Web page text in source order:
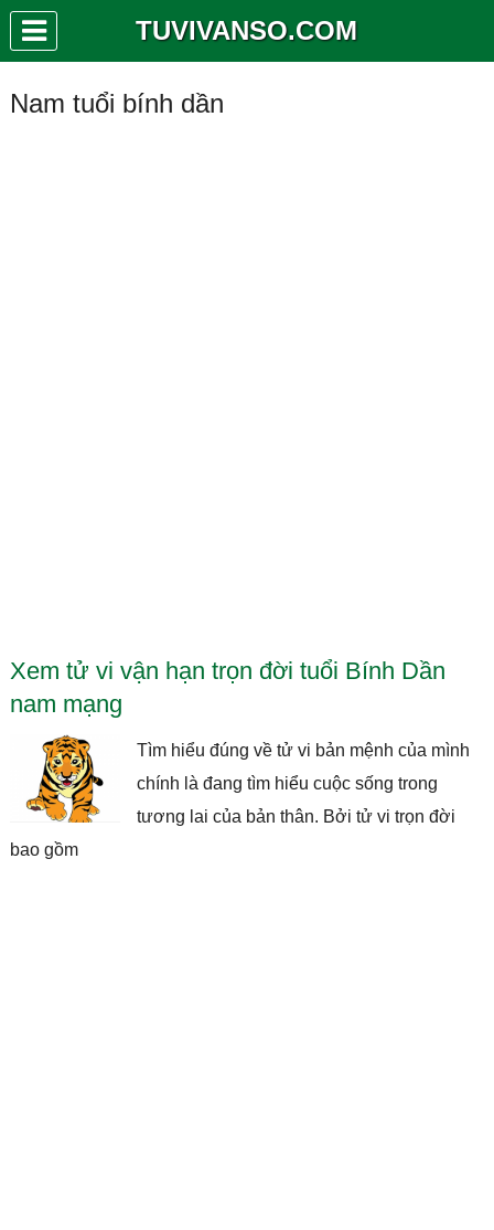
TUVIVANSO.COM
Nam tuổi bính dần
Xem tử vi vận hạn trọn đời tuổi Bính Dần
nam mạng
Tìm hiểu đúng về tử vi bản mệnh của mình
chính là đang tìm hiểu cuộc sống trong
tương lai của bản thân. Bởi tử vi trọn đời
bao gồm